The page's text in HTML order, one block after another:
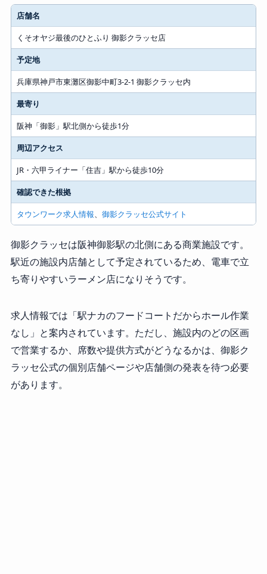
店舗名
くそオヤジ最後のひとふり 御影クラッセ店
予定地
兵庫県神戸市東灘区御影中町3-2-1 御影クラッセ内
最寄り
阪神「御影」駅北側から徒歩1分
周辺アクセス
JR・六甲ライナー「住吉」駅から徒歩10分
確認できた根拠
タウンワーク求人情報、 御影クラッセ公式サイト
御影クラッセは阪神御影駅の北側にある商業施設です。
駅近の施設内店舗として予定されているため、電車で立
ち寄りやすいラーメン店になりそうです。
求人情報では「駅ナカのフードコートだからホール作業
なし」と案内されています。ただし、施設内のどの区画
で営業するか、席数や提供方式がどうなるかは、御影ク
ラッセ公式の個別店舗ページや店舗側の発表を待つ必要
があります。